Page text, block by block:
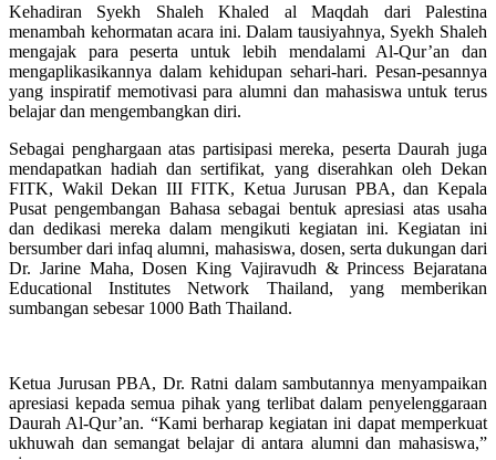
Kehadiran Syekh Shaleh Khaled al Maqdah dari Palestina
menambah kehormatan acara ini. Dalam tausiyahnya, Syekh Shaleh
mengajak para peserta untuk lebih mendalami Al-Qur’an dan
mengaplikasikannya dalam kehidupan sehari-hari. Pesan-pesannya
yang inspiratif memotivasi para alumni dan mahasiswa untuk terus
belajar dan mengembangkan diri.
Sebagai penghargaan atas partisipasi mereka, peserta Daurah juga
mendapatkan hadiah dan sertifikat, yang diserahkan oleh Dekan
FITK, Wakil Dekan III FITK, Ketua Jurusan PBA, dan Kepala
Pusat pengembangan Bahasa sebagai bentuk apresiasi atas usaha
dan dedikasi mereka dalam mengikuti kegiatan ini. Kegiatan ini
bersumber dari infaq alumni, mahasiswa, dosen, serta dukungan dari
Dr. Jarine Maha, Dosen King Vajiravudh & Princess Bejaratana
Educational Institutes Network Thailand, yang memberikan
sumbangan sebesar 1000 Bath Thailand.
Ketua Jurusan PBA, Dr. Ratni dalam sambutannya menyampaikan
apresiasi kepada semua pihak yang terlibat dalam penyelenggaraan
Daurah Al-Qur’an. “Kami berharap kegiatan ini dapat memperkuat
ukhuwah dan semangat belajar di antara alumni dan mahasiswa,”